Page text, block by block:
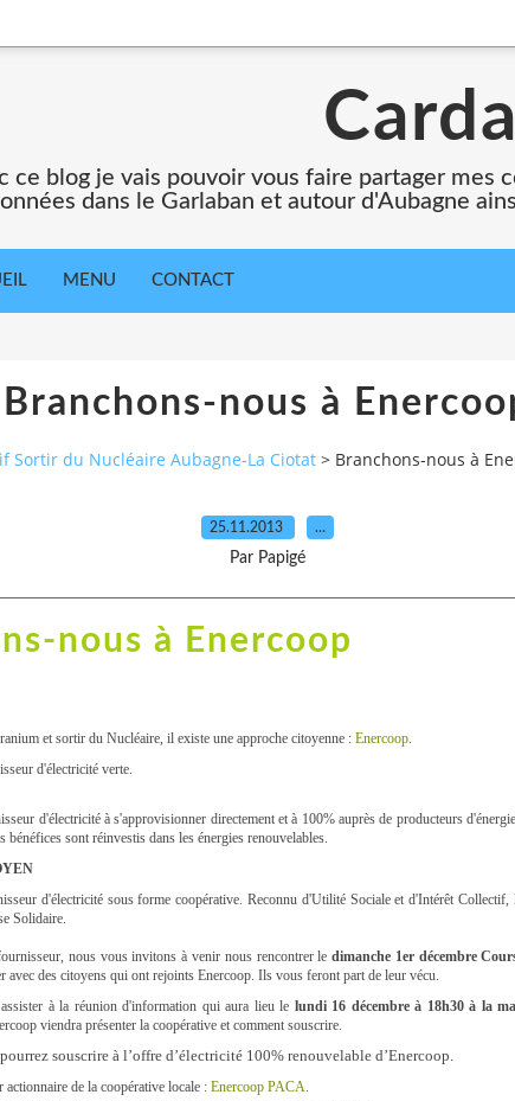
ce blog je vais pouvoir vous faire partager mes
dans le Garlaban et autour d'Aubagne
MENU CONTACT
Branchons-nous à
Sortir du Nucléaire Aubagne-La Ciotat > Branchons-nous à
25.11.2013 …
Par Papigé
nous à Enercoop
et sortir du Nucléaire, il existe une approche citoyenne : Enercoop
d'électricité verte.
d'électricité à s'approvisionner directement et à 100% auprès de producteurs
bénéfices sont réinvestis dans les énergies renouvelables.
d'électricité sous forme coopérative. Reconnu d'Utilité Sociale et d'Intérêt Collectif,
Solidaire.
nous vous invitons à venir nous rencontrer ledimanche 1er décembre
avec des citoyens qui ont rejoints Enercoop. Ils vous feront part de leur vécu.
à la réunion d'information qui aura lieu le lundi 16 décembre à 18h30 à la
viendra présenter la coopérative et comment souscrire.
souscrire à l’offre d’électricité 100% renouvelable d’Enercoop.
actionnaire de la coopérative locale : Enercoop PACA